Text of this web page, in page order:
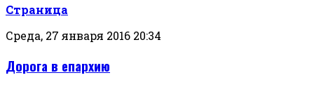
Страница
Среда, 27 января 2016 20:34
Дорога в епархию